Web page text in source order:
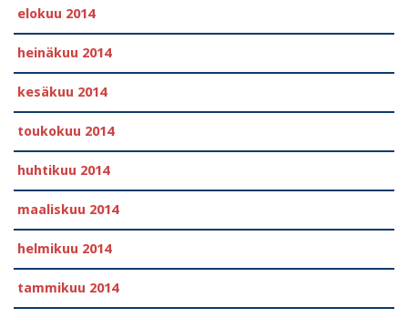
elokuu 2014
heinäkuu 2014
kesäkuu 2014
toukokuu 2014
huhtikuu 2014
maaliskuu 2014
helmikuu 2014
tammikuu 2014